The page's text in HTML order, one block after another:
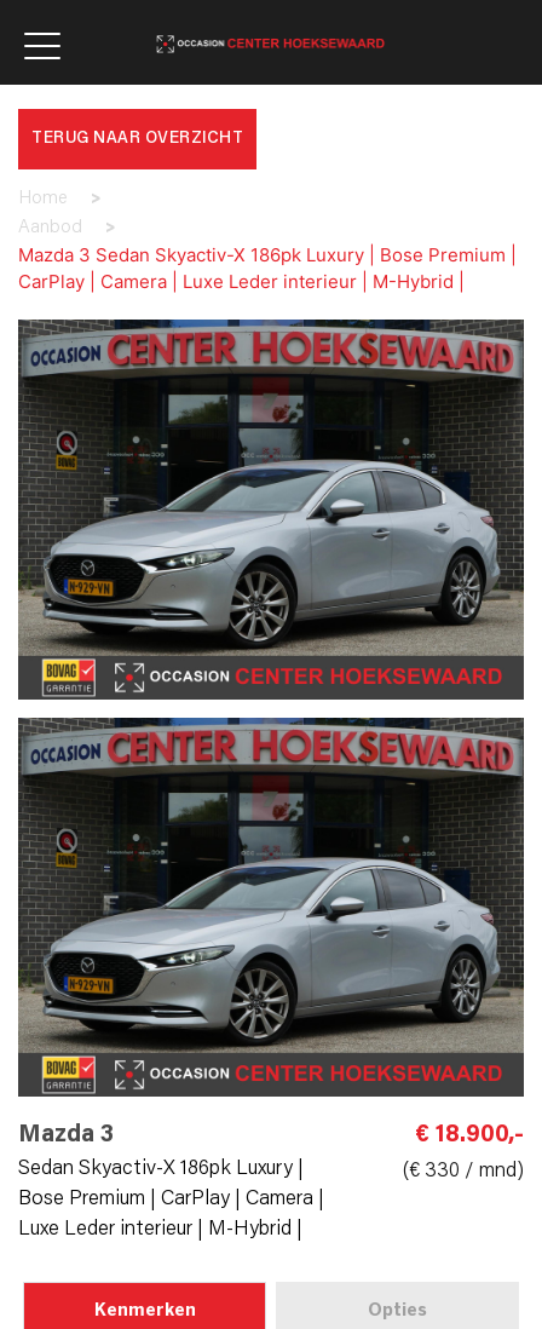
TERUG NAAR OVERZICHT
Home
>
Aanbod
>
Mazda 3 Sedan Skyactiv-X 186pk Luxury | Bose Premium |
CarPlay | Camera | Luxe Leder interieur | M-Hybrid |
Mazda 3
Sedan Skyactiv-X 186pk Luxury |
Bose Premium | CarPlay | Camera |
Luxe Leder interieur | M-Hybrid |
€ 18.900,-
(€ 330 / mnd)
Kenmerken Opties